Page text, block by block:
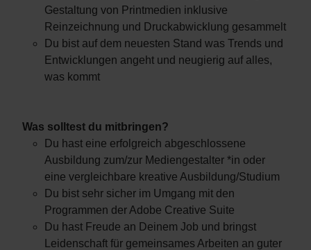
Gestaltung von Printmedien inklusive
Reinzeichnung und Druckabwicklung gesammelt
Du bist auf dem neuesten Stand was Trends und
Entwicklungen angeht und neugierig auf alles,
was kommt
Was solltest du mitbringen?
Du hast eine erfolgreich abgeschlossene
Ausbildung zum/zur Mediengestalter *in oder
eine vergleichbare kreative Ausbildung/Studium
Du bist sehr sicher im Umgang mit den
Programmen der Adobe Creative Suite
Du hast Freude an Deinem Job und bringst
Leidenschaft für gemeinsames Arbeiten an guter